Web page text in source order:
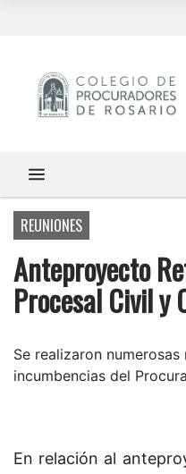
REUNIONES
Anteproyecto
Procesal Civil y
Se realizaron
incumbencias del
En relación al